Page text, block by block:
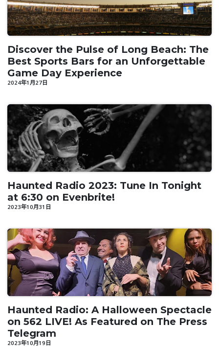
Discover the Pulse of Long Beach: The
Best Sports Bars for an Unforgettable
Game Day Experience
2024年1月27日
Haunted Radio 2023: Tune In Tonight
at 6:30 on Evenbrite!
2023年10月31日
Haunted Radio: A Halloween Spectacle
on 562 LIVE! As Featured on The Press
Telegram
2023年10月19日